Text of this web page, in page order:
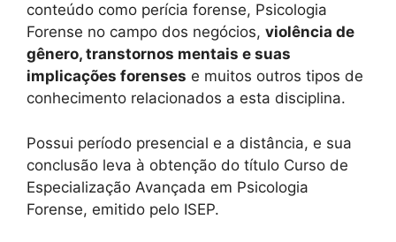
conteúdo como perícia forense, Psicologia
Forense no campo dos negócios, violência de
gênero, transtornos mentais e suas
implicações forenses e muitos outros tipos de
conhecimento relacionados a esta disciplina.
Possui período presencial e a distância, e sua
conclusão leva à obtenção do título Curso de
Especialização Avançada em Psicologia
Forense, emitido pelo ISEP.